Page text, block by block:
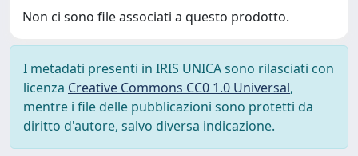
Non ci sono file associati a questo prodotto.
I metadati presenti in IRIS UNICA sono rilasciati con
licenza Creative Commons CC0 1.0 Universal,
mentre i file delle pubblicazioni sono protetti da
diritto d'autore, salvo diversa indicazione.